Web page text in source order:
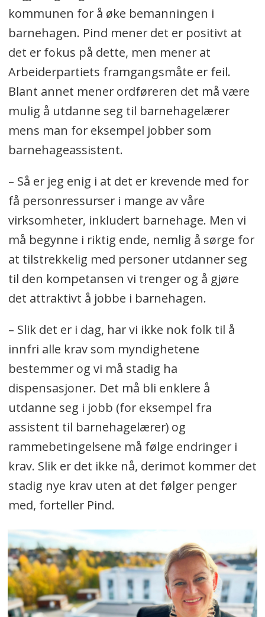
kommunen for å øke bemanningen i
barnehagen. Pind mener det er positivt at
det er fokus på dette, men mener at
Arbeiderpartiets framgangsmåte er feil.
Blant annet mener ordføreren det må være
mulig å utdanne seg til barnehagelærer
mens man for eksempel jobber som
barnehageassistent.
– Så er jeg enig i at det er krevende med for
få personressurser i mange av våre
virksomheter, inkludert barnehage. Men vi
må begynne i riktig ende, nemlig å sørge for
at tilstrekkelig med personer utdanner seg
til den kompetansen vi trenger og å gjøre
det attraktivt å jobbe i barnehagen.
– Slik det er i dag, har vi ikke nok folk til å
innfri alle krav som myndighetene
bestemmer og vi må stadig ha
dispensasjoner. Det må bli enklere å
utdanne seg i jobb (for eksempel fra
assistent til barnehagelærer) og
rammebetingelsene må følge endringer i
krav. Slik er det ikke nå, derimot kommer det
stadig nye krav uten at det følger penger
med, forteller Pind.